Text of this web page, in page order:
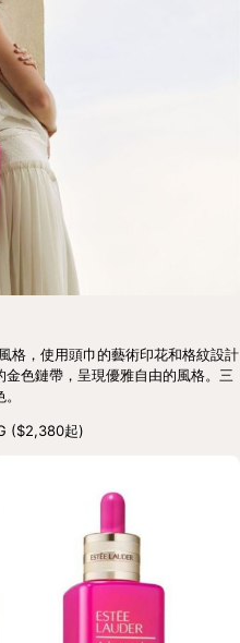
格，使用頭巾的藝術印花和格紋設計
色鏈帶，呈現優雅自由的風格。三
($2,380起)